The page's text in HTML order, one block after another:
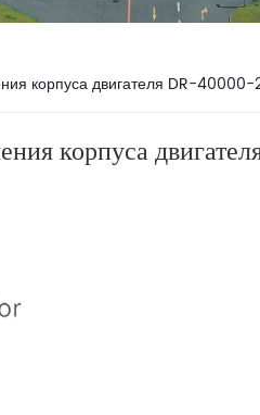
корпуса двигателя DR-40000-
корпуса